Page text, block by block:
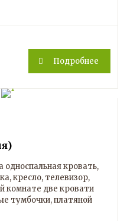
Подробнее
односпальная кровать,
кресло, телевизор,
комнате две кровати
тумбочки, платяной